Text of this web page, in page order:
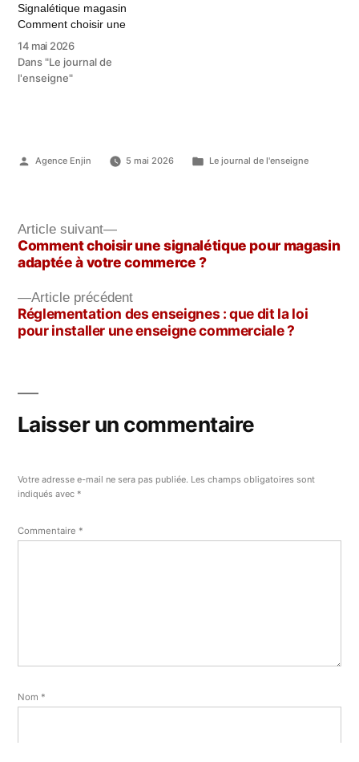
Signalétique magasin
Comment choisir une
signalétique pour magasin
adaptée à votre commerce
? La signalétique pour
magasin ne sert pas
marque et…
14 mai 2026
Dans "Le journal de
l'enseigne"
Publié
Agence Enjin 5 mai 2026
Publié
Le journal de l'enseigne
Navigation
de
l’article
Article précédentArticle
précédent :
Réglementation des enseignes : que dit la loi
pour installer une enseigne commerciale ?
Article suivant
Article
suivant :
Comment choisir une signalétique pour magasin
adaptée à votre commerce ?
Laisser un commentaire
Votre adresse e-mail ne sera pas publiée. Les champs obligatoires sont
indiqués avec *
Commentaire *
Nom *